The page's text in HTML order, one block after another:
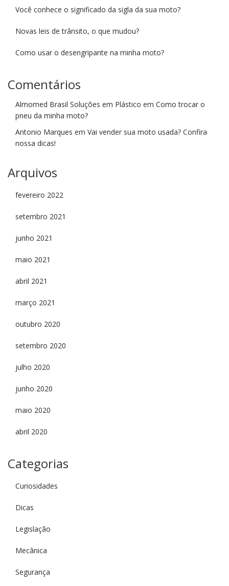
Você conhece o significado da sigla da sua moto?
Novas leis de trânsito, o que mudou?
Como usar o desengripante na minha moto?
Comentários
Almomed Brasil Soluções em Plástico em Como trocar o
pneu da minha moto?
Antonio Marques em Vai vender sua moto usada? Confira
nossa dicas!
Arquivos
fevereiro 2022
setembro 2021
junho 2021
maio 2021
abril 2021
março 2021
outubro 2020
setembro 2020
julho 2020
junho 2020
maio 2020
abril 2020
Categorias
Curiosidades
Dicas
Legislação
Mecânica
Segurança